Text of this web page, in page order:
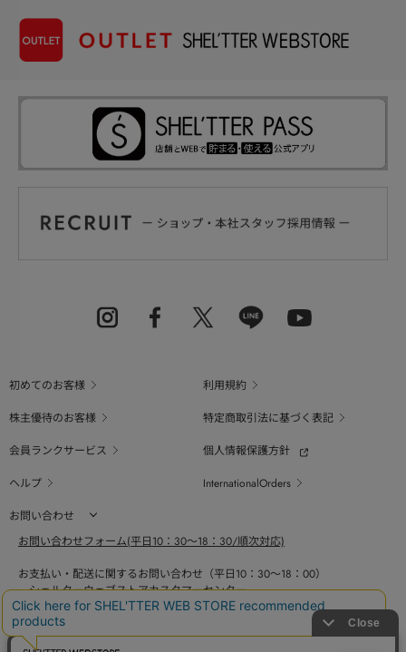
初めてのお客様
利用規約
株主優待のお客様
特定商取引法に基づく表記
会員ランクサービス
個人情報保護方針
ヘルプ
InternationalOrders
お問い合わせ
お問い合わせフォーム(平日10：30～18：30/順次対応)
お支払い・配送に関するお問い合わせ（平日10：30～18：00）
シェルターウェブストアカスタマーセンター
0800-123-6820
商品の素材、サイズ、仕様等に関するお問い合せ（平日10：30～18：00）
バロックジャパンリミテッドコールセンター